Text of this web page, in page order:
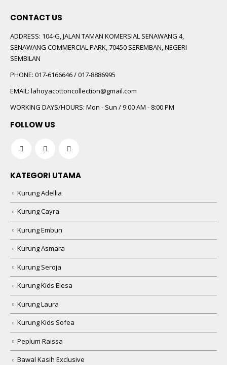
CONTACT US
ADDRESS: 104-G, JALAN TAMAN KOMERSIAL SENAWANG 4,
SENAWANG COMMERCIAL PARK, 70450 SEREMBAN, NEGERI
SEMBILAN
PHONE: 017-6166646 / 017-8886995
EMAIL: lahoyacottoncollection@gmail.com
WORKING DAYS/HOURS: Mon - Sun / 9:00 AM - 8:00 PM
FOLLOW US
KATEGORI UTAMA
Kurung Adellia
Kurung Cayra
Kurung Embun
Kurung Asmara
Kurung Seroja
Kurung Kids Elesa
Kurung Laura
Kurung Kids Sofea
Peplum Raissa
Bawal Kasih Exclusive